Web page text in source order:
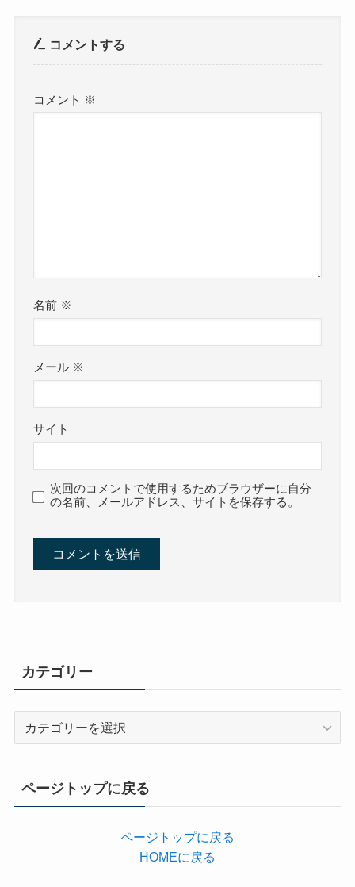
コメントする
コメント ※
名前 ※
メール ※
サイト
次回のコメントで使用するためブラウザーに自分
の名前、メールアドレス、サイトを保存する。
カテゴリー
ページトップに戻る
ページトップに戻る
HOMEに戻る